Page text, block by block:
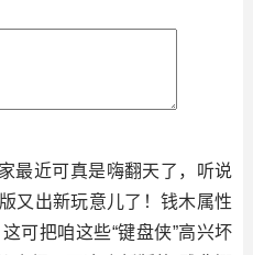
最近可真是嗨翻天了，听说
又出新玩意儿了！钱木属性
可把咱这些“键盘侠”高兴坏